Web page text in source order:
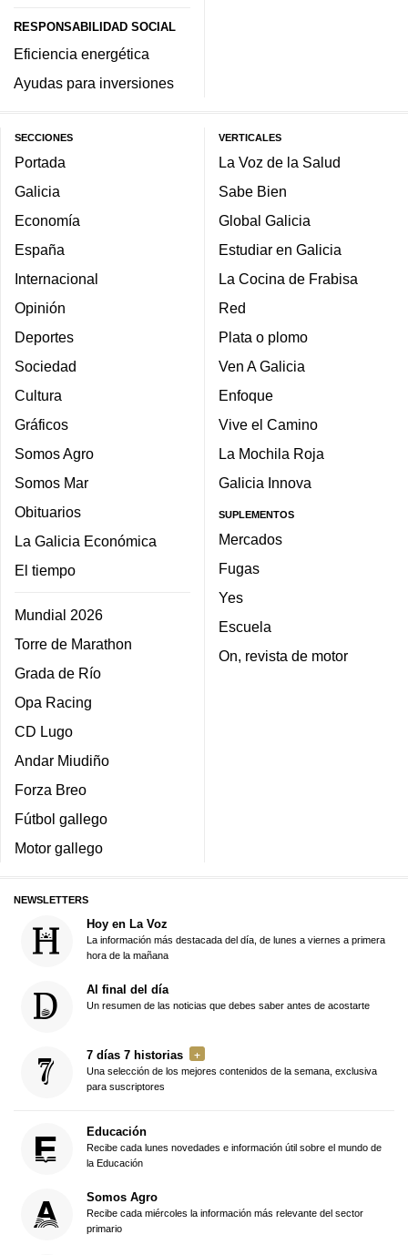
RESPONSABILIDAD SOCIAL
Eficiencia energética
Ayudas para inversiones
SECCIONES
Portada
Galicia
Economía
España
Internacional
Opinión
Deportes
Sociedad
Cultura
Gráficos
Somos Agro
Somos Mar
Obituarios
La Galicia Económica
El tiempo
Mundial 2026
Torre de Marathon
Grada de Río
Opa Racing
CD Lugo
Andar Miudiño
Forza Breo
Fútbol gallego
Motor gallego
VERTICALES
La Voz de la Salud
Sabe Bien
Global Galicia
Estudiar en Galicia
La Cocina de Frabisa
Red
Plata o plomo
Ven A Galicia
Enfoque
Vive el Camino
La Mochila Roja
Galicia Innova
SUPLEMENTOS
Mercados
Fugas
Yes
Escuela
On, revista de motor
NEWSLETTERS
Hoy en La Voz
La información más destacada del día, de lunes a viernes a primera
hora de la mañana
Al final del día
Un resumen de las noticias que debes saber antes de acostarte
7 días 7 historias
Una selección de los mejores contenidos de la semana, exclusiva
para suscriptores
Educación
Recibe cada lunes novedades e información útil sobre el mundo de
la Educación
Somos Agro
Recibe cada miércoles la información más relevante del sector
primario